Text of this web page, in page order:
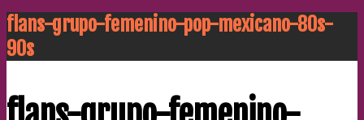
flans-grupo-femenino-pop-mexicano-80s-
90s